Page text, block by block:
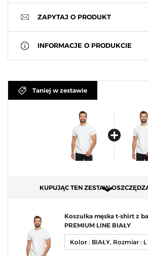
ZAPYTAJ O PRODUKT
INFORMACJE O PRODUKCIE
Taniej w zestawie
KUPUJĄC TEN ZESTAW
Koszulka męska t-shirt z
PREMIUM LINE BIAŁY